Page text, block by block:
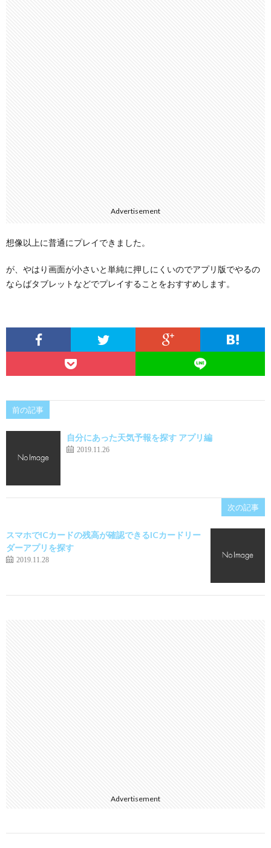
Advertisement
想像以上に普通にプレイできました。
が、やはり画面が小さいと単純に押しにくいのでアプリ版でやるの
ならばタブレットなどでプレイすることをおすすめします。
前の記事
自分にあった天気予報を探す アプリ編
2019.11.26
次の記事
スマホでICカードの残高が確認できるICカードリー
ダーアプリを探す
2019.11.28
Advertisement